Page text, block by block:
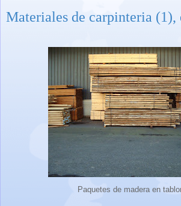
Materiales de carpinteria (1),
Paquetes de madera en